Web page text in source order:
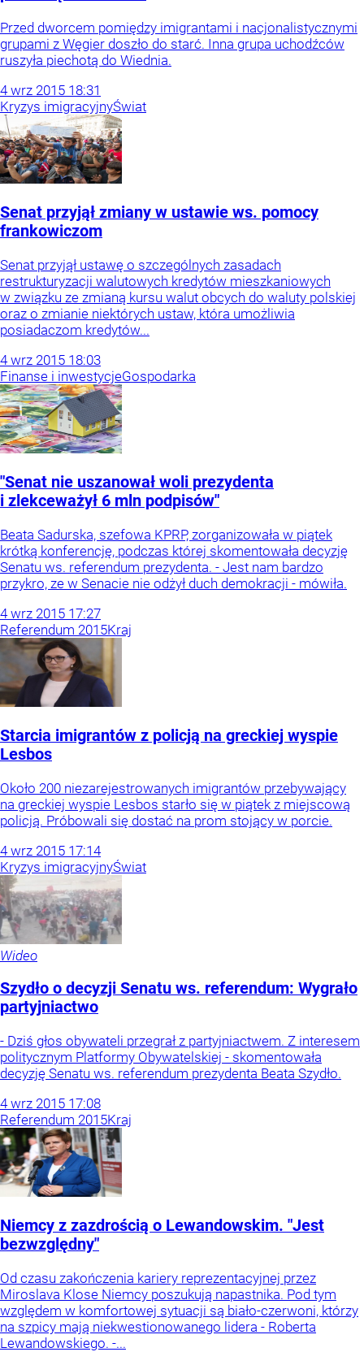
Przed dworcem pomiędzy imigrantami i nacjonalistycznymi
grupami z Węgier doszło do starć. Inna grupa uchodźców
ruszyła piechotą do Wiednia.
4 wrz 2015 18:31
Kryzys imigracyjnyŚwiat
Senat przyjął zmiany w ustawie ws. pomocy
frankowiczom
Senat przyjął ustawę o szczególnych zasadach
restrukturyzacji walutowych kredytów mieszkaniowych
w związku ze zmianą kursu walut obcych do waluty polskiej
oraz o zmianie niektórych ustaw, która umożliwia
posiadaczom kredytów...
4 wrz 2015 18:03
Finanse i inwestycjeGospodarka
"Senat nie uszanował woli prezydenta
i zlekceważył 6 mln podpisów"
Beata Sadurska, szefowa KPRP, zorganizowała w piątek
krótką konferencję, podczas której skomentowała decyzję
Senatu ws. referendum prezydenta. - Jest nam bardzo
przykro, ze w Senacie nie odżył duch demokracji - mówiła.
4 wrz 2015 17:27
Referendum 2015Kraj
Starcia imigrantów z policją na greckiej wyspie
Lesbos
Około 200 niezarejestrowanych imigrantów przebywający
na greckiej wyspie Lesbos starło się w piątek z miejscową
policją. Próbowali się dostać na prom stojący w porcie.
4 wrz 2015 17:14
Kryzys imigracyjnyŚwiat
Wideo
Szydło o decyzji Senatu ws. referendum: Wygrało
partyjniactwo
- Dziś głos obywateli przegrał z partyjniactwem. Z interesem
politycznym Platformy Obywatelskiej - skomentowała
decyzję Senatu ws. referendum prezydenta Beata Szydło.
4 wrz 2015 17:08
Referendum 2015Kraj
Niemcy z zazdrością o Lewandowskim. "Jest
bezwzględny"
Od czasu zakończenia kariery reprezentacyjnej przez
Miroslava Klose Niemcy poszukują napastnika. Pod tym
względem w komfortowej sytuacji są biało-czerwoni, którzy
na szpicy mają niekwestionowanego lidera - Roberta
Lewandowskiego. -...